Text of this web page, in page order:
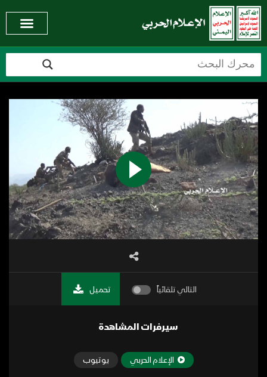
التالي تلقائياً تحميل
سيرفرات المشاهدة
الإعلام الحربي يوتيوب